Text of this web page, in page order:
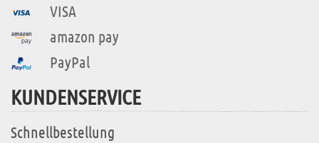
VISA
amazon pay
PayPal
KUNDENSERVICE
Schnellbestellung